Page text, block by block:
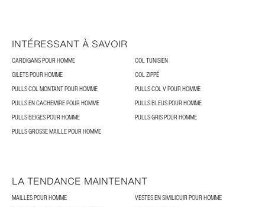
INTÉRESSANT À SAVOIR
CARDIGANS POUR HOMME
COL TUNISIEN
GILETS POUR HOMME
COL ZIPPÉ
PULLS COL MONTANT POUR HOMME
PULLS COL V POUR HOMME
PULLS EN CACHEMIRE POUR HOMME
PULLS BLEUS POUR HOMME
PULLS BEIGES POUR HOMME
PULLS GRIS POUR HOMME
PULLS GROSSE MAILLE POUR HOMME
LA TENDANCE MAINTENANT
MAILLES POUR HOMME
VESTES EN SIMILICUIR POUR HOMME